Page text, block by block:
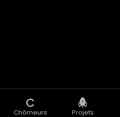
C
Chômeurs Projets